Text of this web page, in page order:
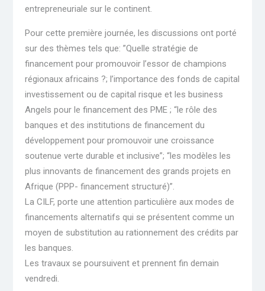
entrepreneuriale sur le continent.
Pour cette première journée, les discussions ont porté
sur des thèmes tels que: ”Quelle stratégie de
financement pour promouvoir l’essor de champions
régionaux africains ?; l’importance des fonds de capital
investissement ou de capital risque et les business
Angels pour le financement des PME ; “le rôle des
banques et des institutions de financement du
développement pour promouvoir une croissance
soutenue verte durable et inclusive”; “les modèles les
plus innovants de financement des grands projets en
Afrique (PPP- financement structuré)”.
La CILF, porte une attention particulière aux modes de
financements alternatifs qui se présentent comme un
moyen de substitution au rationnement des crédits par
les banques.
Les travaux se poursuivent et prennent fin demain
vendredi.